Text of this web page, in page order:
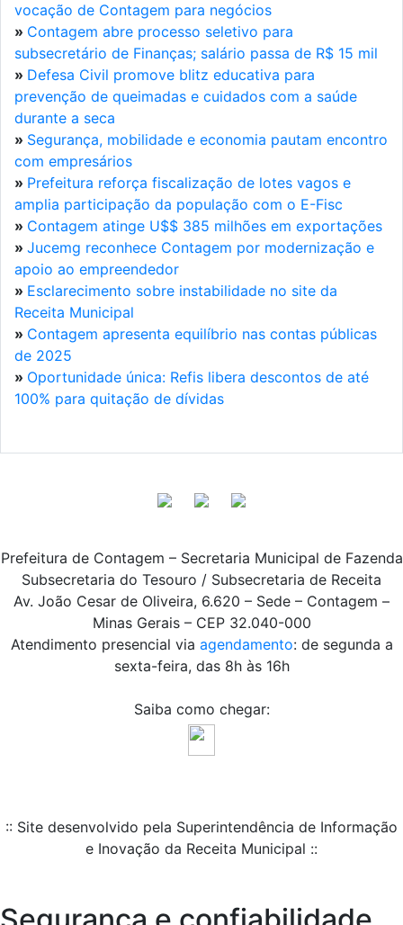
vocação de Contagem para negócios
» Contagem abre processo seletivo para
subsecretário de Finanças; salário passa de R$ 15 mil
» Defesa Civil promove blitz educativa para
prevenção de queimadas e cuidados com a saúde
durante a seca
» Segurança, mobilidade e economia pautam encontro
com empresários
» Prefeitura reforça fiscalização de lotes vagos e
amplia participação da população com o E-Fisc
» Contagem atinge U$$ 385 milhões em exportações
» Jucemg reconhece Contagem por modernização e
apoio ao empreendedor
» Esclarecimento sobre instabilidade no site da
Receita Municipal
» Contagem apresenta equilíbrio nas contas públicas
de 2025
» Oportunidade única: Refis libera descontos de até
100% para quitação de dívidas
Prefeitura de Contagem – Secretaria Municipal de Fazenda
Subsecretaria do Tesouro / Subsecretaria de Receita
Av. João Cesar de Oliveira, 6.620 – Sede – Contagem –
Minas Gerais – CEP 32.040-000
Atendimento presencial via agendamento: de segunda a
sexta-feira, das 8h às 16h
Saiba como chegar:
:: Site desenvolvido pela Superintendência de Informação
e Inovação da Receita Municipal ::